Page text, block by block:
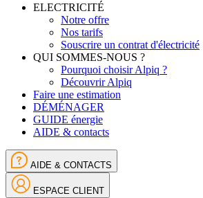
ELECTRICITÉ
Notre offre
Nos tarifs
Souscrire un contrat d'électricité
QUI SOMMES-NOUS ?
Pourquoi choisir Alpiq ?
Découvrir Alpiq
Faire une estimation
DÉMÉNAGER
GUIDE énergie
AIDE & contacts
AIDE & CONTACTS
ESPACE CLIENT